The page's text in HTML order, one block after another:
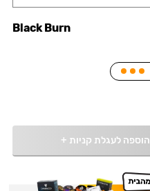
Black Burn
הוספה לעגלת קניות +